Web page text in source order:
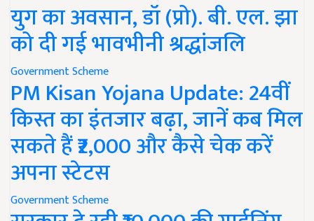
युग का अवसान, डॉ (प्रो). बी. एल. झा
को दी गई भावभीनी श्रद्धांजलि
Government Scheme
PM Kisan Yojana Update: 24वीं
किस्त का इंतजार बढ़ा, जानें कब मिल
सकते हैं ₹2,000 और कैसे चेक करें
अपना स्टेटस
Government Scheme